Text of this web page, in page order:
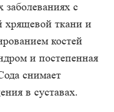
с
хрящевой ткани и
костей
и постепенная
снимает
в суставах.